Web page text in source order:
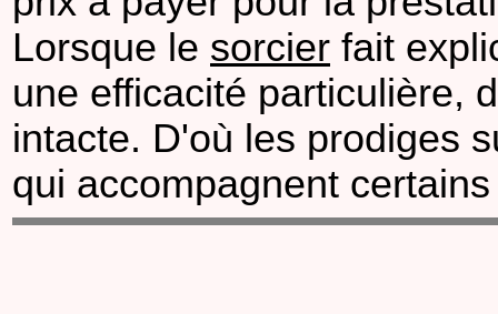
Lorsque le sorcier fait
une efficacité particulière,
intacte. D'où les prodiges
qui accompagnent